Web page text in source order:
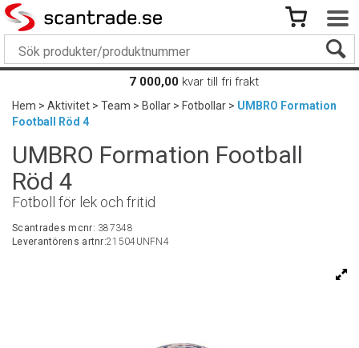
7 000,00 kvar till fri frakt
Hem>Aktivitet>Team>Bollar>Fotbollar>UMBRO Formation
Football Röd 4
UMBRO Formation Football
Röd 4
Fotboll för lek och fritid
Scantrades mcnr: 387348
Leverantörens artnr:21504UNFN4